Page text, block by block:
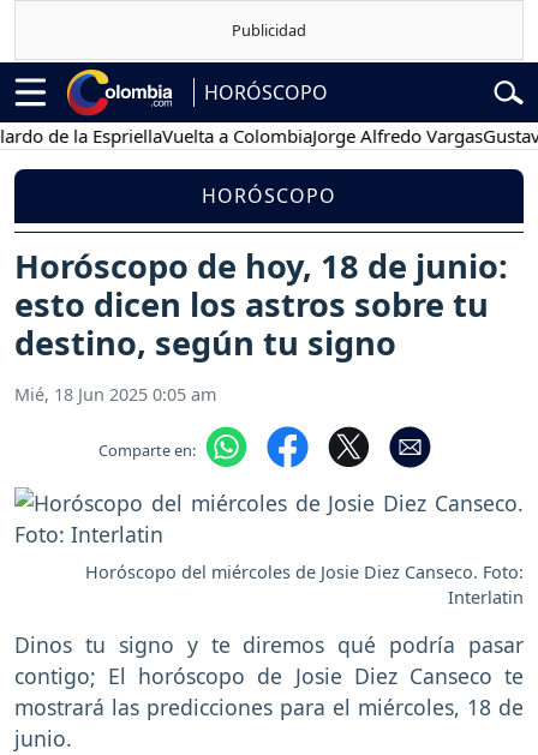
HORÓSCOPO
la EspriellaVuelta a ColombiaJorge Alfredo VargasGustavo Petro
HORÓSCOPO
Horóscopo de hoy, 18 de junio:
esto dicen los astros sobre tu
destino, según tu signo
Mié, 18 Jun 2025 0:05 am
Comparte en:
Horóscopo del miércoles de Josie Diez Canseco. Foto:
Interlatin
Dinos tu signo y te diremos qué podría pasar
contigo; El horóscopo de Josie Diez Canseco te
mostrará las predicciones para el miércoles, 18 de
junio.